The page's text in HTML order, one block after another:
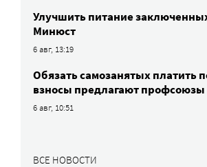
Улучшить питание
Минюст
6 авг, 13:19
Обязать самозанятых платить
взносы предлагают профсоюзы
6 авг, 10:51
ВСЕ НОВОСТИ